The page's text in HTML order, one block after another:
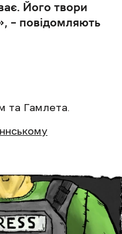
Його твори
– повідомляють
та Гамлета.